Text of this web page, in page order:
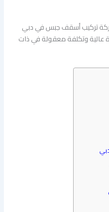
تركيب أسقف جبس في دبي
وتكلفة معقولة في ذات